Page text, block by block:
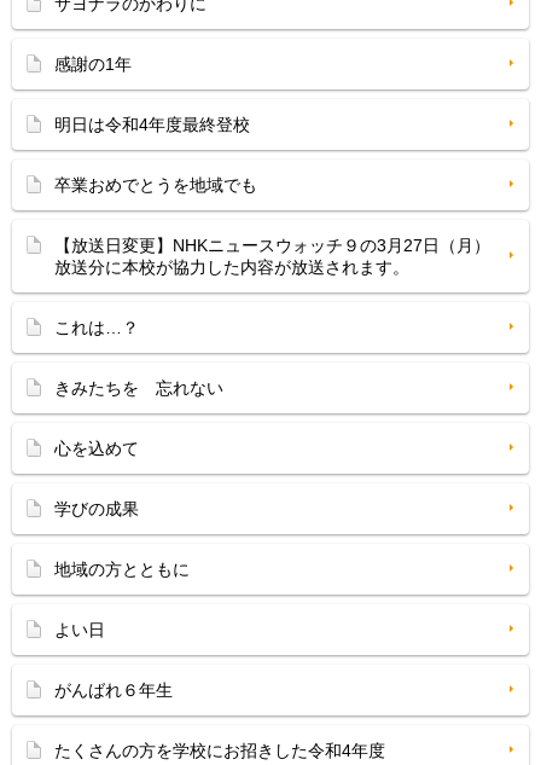
感謝の1年
明日は令和4年度最終登校
卒業おめでとうを地域でも
【放送日変更】NHKニュースウォッチ９の3月27日（月）
放送分に本校が協力した内容が放送されます。
これは…？
きみたちを 忘れない
心を込めて
学びの成果
地域の方とともに
よい日
がんばれ６年生
たくさんの方を学校にお招きした令和4年度